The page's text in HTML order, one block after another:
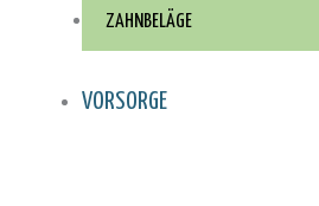
ZAHNBELÄGE
VORSORGE